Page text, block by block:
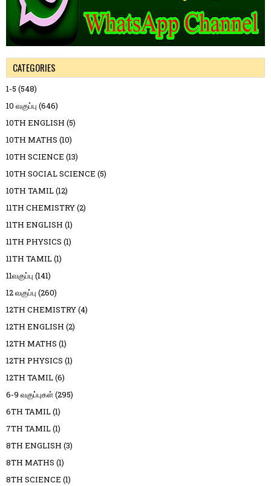
CATEGORIES
1-5 (548)
10 வகுப்பு (646)
10TH ENGLISH (5)
10TH MATHS (10)
10TH SCIENCE (13)
10TH SOCIAL SCIENCE (5)
10TH TAMIL(12)
11TH CHEMISTRY(2)
11TH ENGLISH (1)
11TH PHYSICS (1)
11TH TAMIL(1)
11வகுப்பு (141)
12 வகுப்பு (260)
12TH CHEMISTRY(4)
12TH ENGLISH (2)
12TH MATHS (1)
12TH PHYSICS (1)
12TH TAMIL(6)
6-9 வகுப்புகள்(295)
6TH TAMIL(1)
7TH TAMIL(1)
8TH ENGLISH (3)
8TH MATHS (1)
8TH SCIENCE (1)